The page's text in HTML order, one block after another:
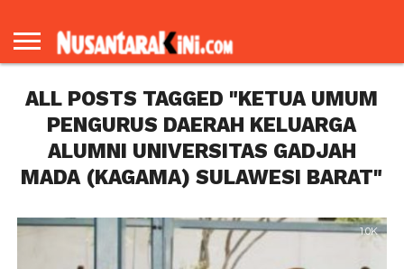
BERANDA
KAMI
ALL POSTS TAGGED "KETUA UMUM
PENGURUS DAERAH KELUARGA
ALUMNI UNIVERSITAS GADJAH
MADA (KAGAMA) SULAWESI BARAT"
1.0K